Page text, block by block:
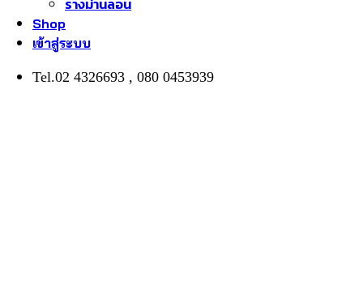
Shop
เข้าสู่ระบบ
Tel.02 4326693 , 080 0453939